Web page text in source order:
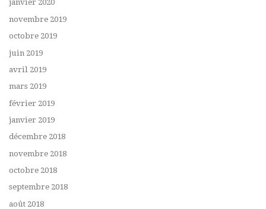
janvier 2020
novembre 2019
octobre 2019
juin 2019
avril 2019
mars 2019
février 2019
janvier 2019
décembre 2018
novembre 2018
octobre 2018
septembre 2018
août 2018